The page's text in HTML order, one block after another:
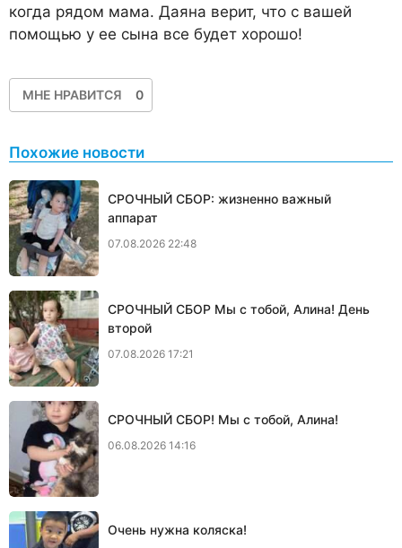
когда рядом мама. Даяна верит, что с вашей
помощью у ее сына все будет хорошо!
МНЕ НРАВИТСЯ 0
Похожие новости
СРОЧНЫЙ СБОР: жизненно важный
аппарат
07.08.2026 22:48
СРОЧНЫЙ СБОР Мы с тобой, Алина! День
второй
07.08.2026 17:21
СРОЧНЫЙ СБОР! Мы с тобой, Алина!
06.08.2026 14:16
Очень нужна коляска!